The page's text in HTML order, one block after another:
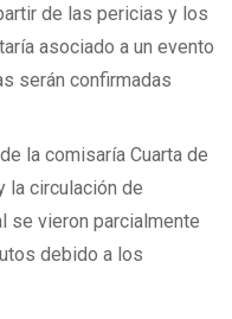
de las pericias y los
asociado a un evento
serán confirmadas
la comisaría Cuarta de
la circulación de
se vieron parcialmente
debido a los